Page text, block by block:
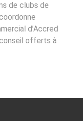
de clubs de
d’Accred
offerts à